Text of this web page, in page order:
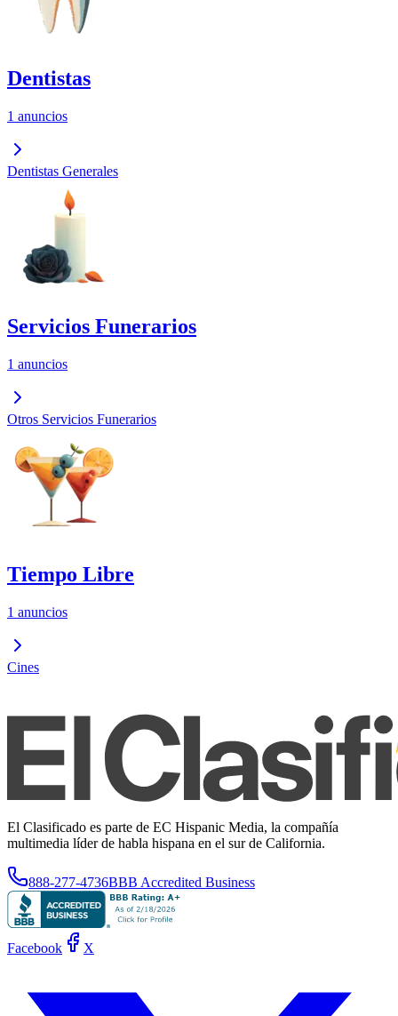
Dentistas
1 anuncios
Dentistas Generales
Servicios Funerarios
1 anuncios
Otros Servicios Funerarios
Tiempo Libre
1 anuncios
Cines
El Clasificado es parte de EC Hispanic Media, la compañía
multimedia líder de habla hispana en el sur de California.
888-277-4736BBB Accredited Business
Facebook X